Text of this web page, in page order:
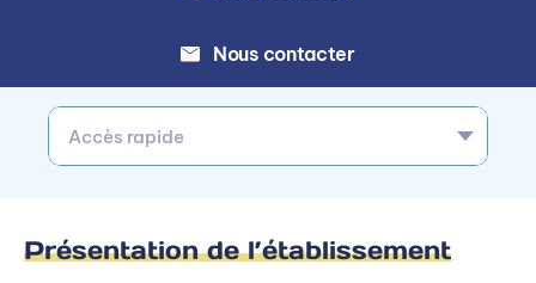
Nous contacter
Accès rapide
Présentation de l’établissement